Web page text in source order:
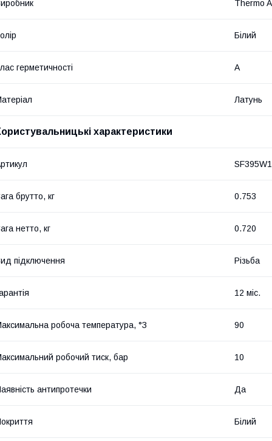
Thermo
Білий
герметичності А
Латунь
характеристики
брутто, кг 0.753
нетто, кг 0.720
підключення Різьба
12 міс.
робоча температура, °З 90
робочий тиск, бар 10
антипротечки Да
Білий